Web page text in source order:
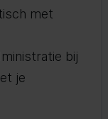
met
bij
je